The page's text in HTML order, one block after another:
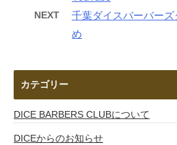
NEXT
千葉ダイスバーバー
め
カテゴリー
DICE BARBERS CLUBについて
DICEからのお知らせ